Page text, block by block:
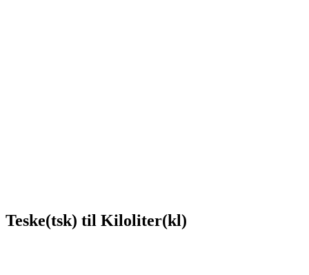
Teske(tsk) til Kiloliter(kl)